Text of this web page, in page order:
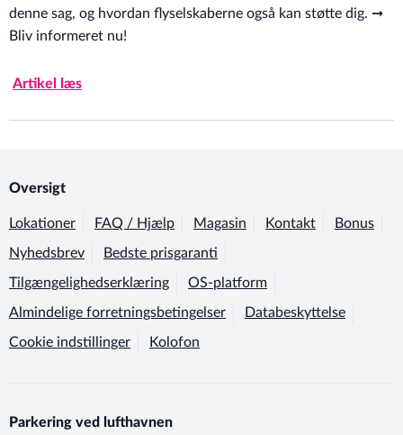
denne sag, og hvordan flyselskaberne også kan støtte dig. ➞
Bliv informeret nu!
Artikel læs
Oversigt
Lokationer FAQ / Hjælp Magasin Kontakt Bonus
Nyhedsbrev Bedste prisgaranti
Tilgængelighedserklæring OS-platform
Almindelige forretningsbetingelser Databeskyttelse
Cookie indstillinger Kolofon
Parkering ved lufthavnen